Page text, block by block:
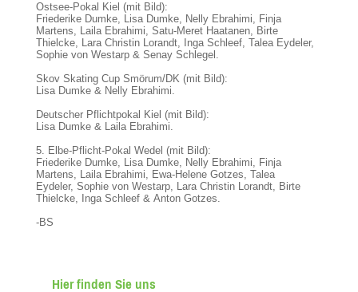
Ostsee-Pokal Kiel (mit Bild):
Friederike Dumke, Lisa Dumke, Nelly Ebrahimi, Finja
Martens, Laila Ebrahimi, Satu-Meret Haatanen, Birte
Thielcke, Lara Christin Lorandt, Inga Schleef, Talea Eydeler,
Sophie von Westarp & Senay Schlegel.
Skov Skating Cup Smörum/DK (mit Bild):
Lisa Dumke & Nelly Ebrahimi.
Deutscher Pflichtpokal Kiel (mit Bild):
Lisa Dumke & Laila Ebrahimi.
5. Elbe-Pflicht-Pokal Wedel (mit Bild):
Friederike Dumke, Lisa Dumke, Nelly Ebrahimi, Finja
Martens, Laila Ebrahimi, Ewa-Helene Gotzes, Talea
Eydeler, Sophie von Westarp, Lara Christin Lorandt, Birte
Thielcke,
Inga Schleef & Anton Gotzes.
-BS
Hier finden Sie uns